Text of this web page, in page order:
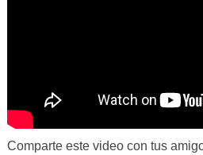
Comparte este video con tus